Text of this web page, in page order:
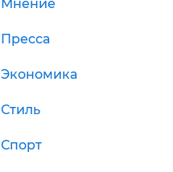
Мнение
Пресса
Экономика
Стиль
Спорт